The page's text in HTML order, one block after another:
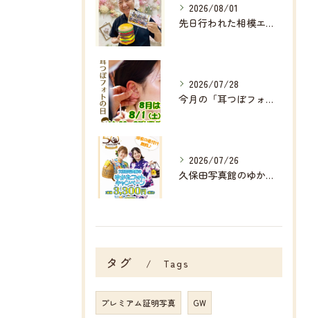
2026/08/01
先日行われた相模エナジ―様主催の
2026/07/28
今月の「耳つぼフォト」は
2026/07/26
久保田写真館のゆかたフォトキャンペーン👘✨✨
タグ Tags
プレミアム証明写真 GW